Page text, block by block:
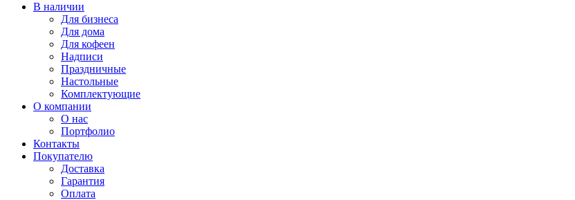
В наличии
Для бизнеса
Для дома
Для кофеен
Надписи
Праздничные
Настольные
Комплектующие
О компании
О нас
Портфолио
Контакты
Покупателю
Доставка
Гарантия
Оплата